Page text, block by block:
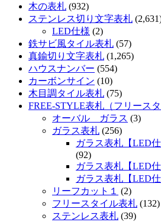
木の表札 (932)
ステンレス切り文字表札
LED仕様 (2)
鉄サビ風タイル表札 (57)
真鍮切り文字表札 (1,265)
ハウスナンバー (554)
カーボンサイン (10)
木目調タイル表札 (75)
FREE-STYLE表札（フリースタ
オーバル ガラス (3)
ガラス表札 (256)
ガラス表札【LED
(92)
ガラス表札【LED
ガラス表札【LED
リーフカット１
(2)
フリースタイル表札 (132)
ステンレス表札 (39)